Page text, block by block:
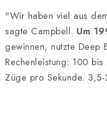
"Wir haben viel aus
sagte Campbell. Um
gewinnen, nutzte Deep
Rechenleistung: 100
Züge pro Sekunde.